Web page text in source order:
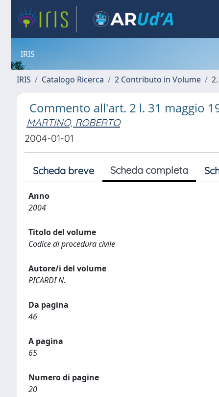
IRIS
IRIS Catalogo Ricerca 2 Contributo in Volume
Commento all'art. 2 l. 31 maggio
MARTINO, ROBERTO
2004-01-01
Scheda breve Scheda completa
Anno
2004
Titolo del volume
Codice di procedura civile
Autore/i del volume
PICARDI N.
Da pagina
46
A pagina
65
Numero di pagine
20